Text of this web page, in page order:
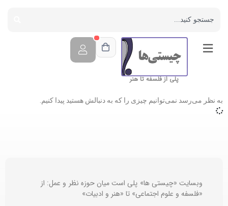
پلی از فلسفه تا هنر
به نظر می‌رسد نمی‌توانیم چیزی را که به دنبالش هستید پیدا کنیم.
وبسایت «چیستی ها» پلی است میان حوزه نظر و عمل: از
«فلسفه و علوم اجتماعی» تا «هنر و ادبیات»